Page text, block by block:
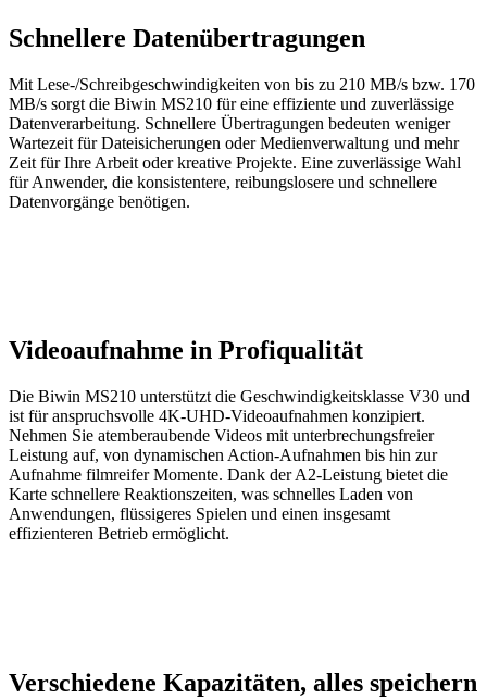
Schnellere Datenübertragungen
Mit Lese-/Schreibgeschwindigkeiten von bis zu 210 MB/s bzw. 170
MB/s sorgt die Biwin MS210 für eine effiziente und zuverlässige
Datenverarbeitung. Schnellere Übertragungen bedeuten weniger
Wartezeit für Dateisicherungen oder Medienverwaltung und mehr
Zeit für Ihre Arbeit oder kreative Projekte. Eine zuverlässige Wahl
für Anwender, die konsistentere, reibungslosere und schnellere
Datenvorgänge benötigen.
Videoaufnahme in Profiqualität
Die Biwin MS210 unterstützt die Geschwindigkeitsklasse V30 und
ist für anspruchsvolle 4K-UHD-Videoaufnahmen konzipiert.
Nehmen Sie atemberaubende Videos mit unterbrechungsfreier
Leistung auf, von dynamischen Action-Aufnahmen bis hin zur
Aufnahme filmreifer Momente. Dank der A2-Leistung bietet die
Karte schnellere Reaktionszeiten, was schnelles Laden von
Anwendungen, flüssigeres Spielen und einen insgesamt
effizienteren Betrieb ermöglicht.
Verschiedene Kapazitäten, alles speichern